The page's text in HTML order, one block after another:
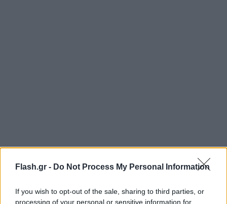
Flash.gr - Do Not Process My Personal Information
If you wish to opt-out of the sale, sharing to third parties, or
processing of your personal or sensitive information for
Η συμφωνία φέρεται να έχει διαμορφωθεί έπειτα
από εντατικές επαφές με τη μεσολάβηση του Κατάρ
και του Πακιστάν. Σύμφωνα με το Axios, οι τελικές
διατυπώσεις προέκυψαν μετά από πολύωρες